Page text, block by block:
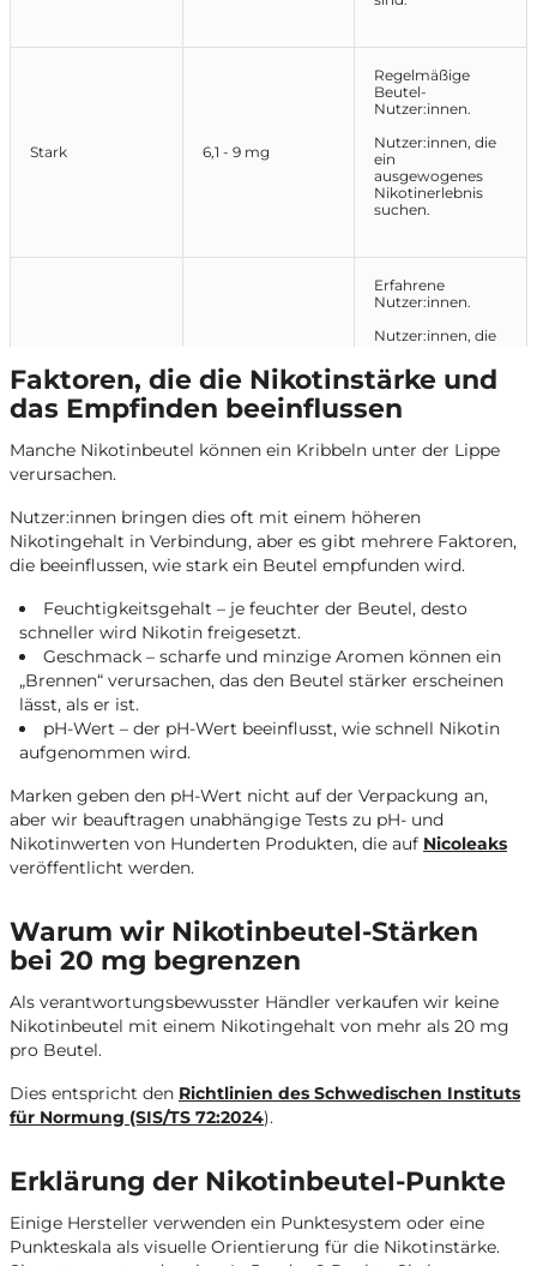
Stark 6,1 - 9 mg
Regelmäßige
Beutel-
Nutzer:innen.
Nutzer:innen, die
ein
ausgewogenes
Nikotinerlebnis
suchen.
Erfahrene
Nutzer:innen.
Nutzer:innen, die
Nikotinstärken
bevorzugen und
damit vertraut
sind.
Ultra Stark 13,1- 20 mg
Nutzer:innen, die
mit hohen bis
sehr hohen
Nikotinwerten
Faktoren, die die Nikotinstärke und
das Empfinden beeinflussen
Manche Nikotinbeutel können ein Kribbeln unter der Lippe
verursachen.
Nutzer:innen bringen dies oft mit einem höheren
Nikotingehalt in Verbindung, aber es gibt mehrere Faktoren,
die beeinflussen, wie stark ein Beutel empfunden wird.
Feuchtigkeitsgehalt – je feuchter der Beutel, desto
schneller wird Nikotin freigesetzt.
Geschmack – scharfe und minzige Aromen können ein
„Brennen“ verursachen, das den Beutel stärker erscheinen
lässt, als er ist.
pH-Wert – der pH-Wert beeinflusst, wie schnell Nikotin
aufgenommen wird.
Marken geben den pH-Wert nicht auf der Verpackung an,
aber wir beauftragen unabhängige Tests zu pH- und
Nikotinwerten von Hunderten Produkten, die auf Nicoleaks
veröffentlicht werden.
Warum wir Nikotinbeutel-Stärken
bei 20 mg begrenzen
Als verantwortungsbewusster Händler verkaufen wir keine
Nikotinbeutel mit einem Nikotingehalt von mehr als 20 mg
pro Beutel.
Dies entspricht den Richtlinien des Schwedischen Instituts
für Normung (SIS/TS 72:2024).
Erklärung der Nikotinbeutel-Punkte
Einige Hersteller verwenden ein Punktesystem oder eine
Punkteskala als visuelle Orientierung für die Nikotinstärke.